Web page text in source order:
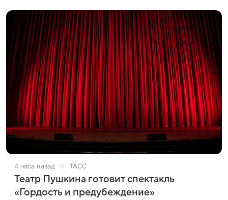
4 часа назад ТАСС
Театр Пушкина готовит спектакль
«Гордость и предубеждение»